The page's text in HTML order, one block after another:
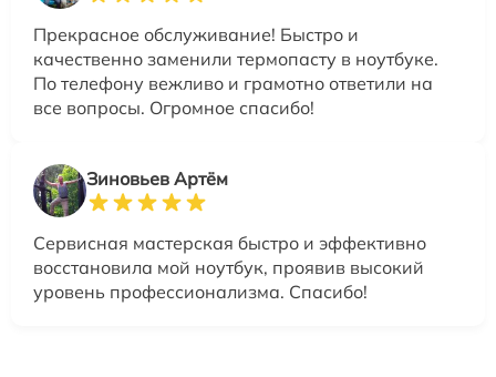
Прекрасное обслуживание! Быстро и
качественно заменили термопасту в ноутбуке.
По телефону вежливо и грамотно ответили на
все вопросы. Огромное спасибо!
Зиновьев Артём
Сервисная мастерская быстро и эффективно
восстановила мой ноутбук, проявив высокий
уровень профессионализма. Спасибо!